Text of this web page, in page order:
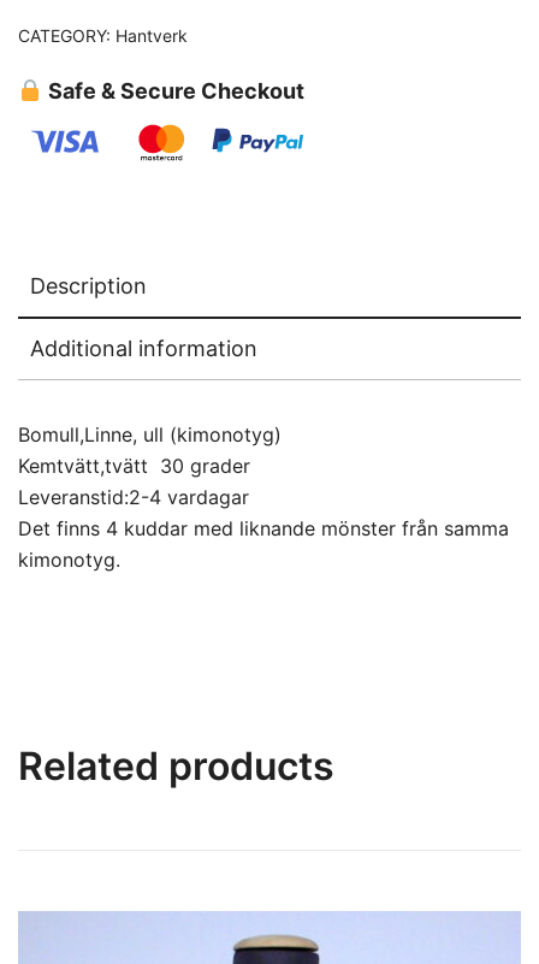
CATEGORY: Hantverk
Safe & Secure Checkout
Description
Additional information
Bomull,Linne, ull (kimonotyg)
Kemtvätt,tvätt 30 grader
Leveranstid:2-4 vardagar
Det finns 4 kuddar med liknande mönster från samma
kimonotyg.
Related products